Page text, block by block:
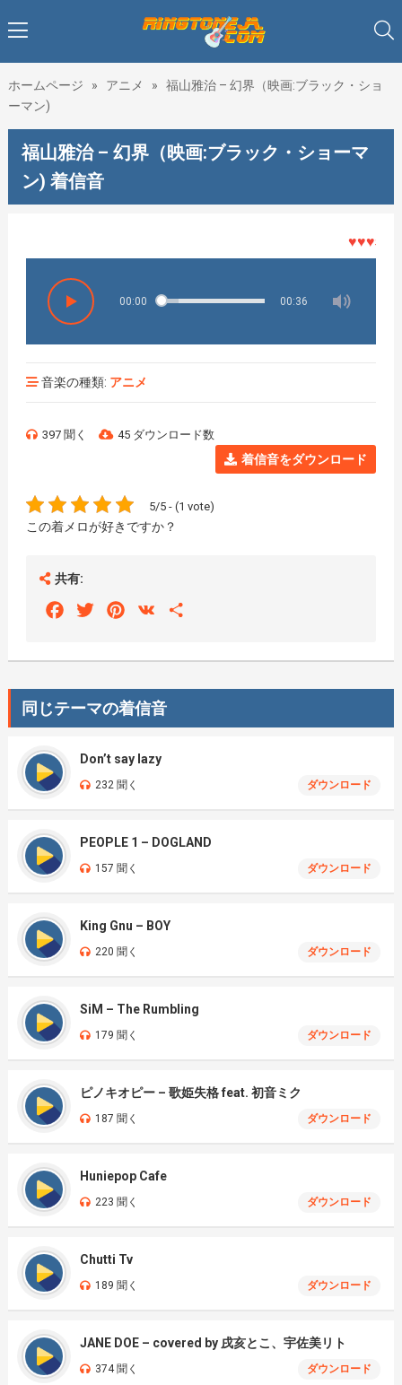
ホームページ » アニメ »
福山雅治 – 幻界（映画:ブラック・ショ
ーマン)
福山雅治 – 幻界（映画:ブラック・ショーマ
ン) 着信音
♥♥♥着メロ
00:00 00:36
音楽の種類: アニメ
397 聞く 45 ダウンロード数
着信音をダウンロード
5/5 - (1 vote)
この着メロが好きですか？
共有:
FacebookTwitterPinterest
VK
同じテーマの着信音
Don’t say lazy
232 聞く ダウンロード
PEOPLE 1 – DOGLAND
157 聞く ダウンロード
King Gnu – BOY
220 聞く ダウンロード
SiM – The Rumbling
179 聞く ダウンロード
ピノキオピー – 歌姫失格 feat. 初音ミク
187 聞く ダウンロード
Huniepop Cafe
223 聞く ダウンロード
Chutti Tv
189 聞く ダウンロード
JANE DOE – covered by 戌亥とこ、宇佐美リト
374 聞く ダウンロード